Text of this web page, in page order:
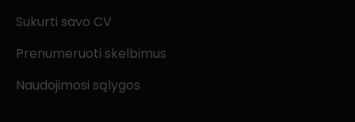
Sukurti savo CV
Prenumeruoti skelbimus
Naudojimosi sąlygos